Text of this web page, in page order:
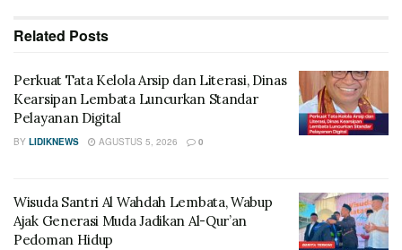
Related Posts
Perkuat Tata Kelola Arsip dan Literasi, Dinas
Kearsipan Lembata Luncurkan Standar
Pelayanan Digital
BY LIDIKNEWS AGUSTUS 5, 2026 0
Wisuda Santri Al Wahdah Lembata, Wabup
Ajak Generasi Muda Jadikan Al-Qur’an
Pedoman Hidup